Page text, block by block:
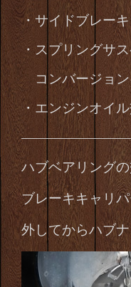
・サイドブレー
・スプリングサ
コンバージョン
・エンジンオイ
ハブベアリング
ブレーキキャリ
外してからハブナ